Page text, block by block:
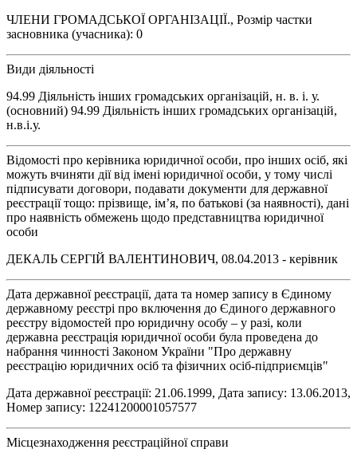
ЧЛЕНИ ГРОМАДСЬКОЇ ОРГАНІЗАЦІЇ., Розмір частки
засновника (учасника): 0
Види діяльності
94.99 Діяльність інших громадських організацій, н. в. і. у.
(основний) 94.99 Діяльність інших громадських організацій,
н.в.і.у.
Відомості про керівника юридичної особи, про інших осіб, які
можуть вчиняти дії від імені юридичної особи, у тому числі
підписувати договори, подавати документи для державної
реєстрації тощо: прізвище, ім’я, по батькові (за наявності), дані
про наявність обмежень щодо представництва юридичної
особи
ДЕКАЛЬ СЕРГІЙ ВАЛЕНТИНОВИЧ, 08.04.2013 - керівник
Дата державної реєстрації, дата та номер запису в Єдиному
державному реєстрі про включення до Єдиного державного
реєстру відомостей про юридичну особу – у разі, коли
державна реєстрація юридичної особи була проведена до
набрання чинності Законом України "Про державну
реєстрацію юридичних осіб та фізичних осіб-підприємців"
Дата державної реєстрації: 21.06.1999, Дата запису: 13.06.2013,
Номер запису: 12241200001057577
Місцезнаходження реєстраційної справи